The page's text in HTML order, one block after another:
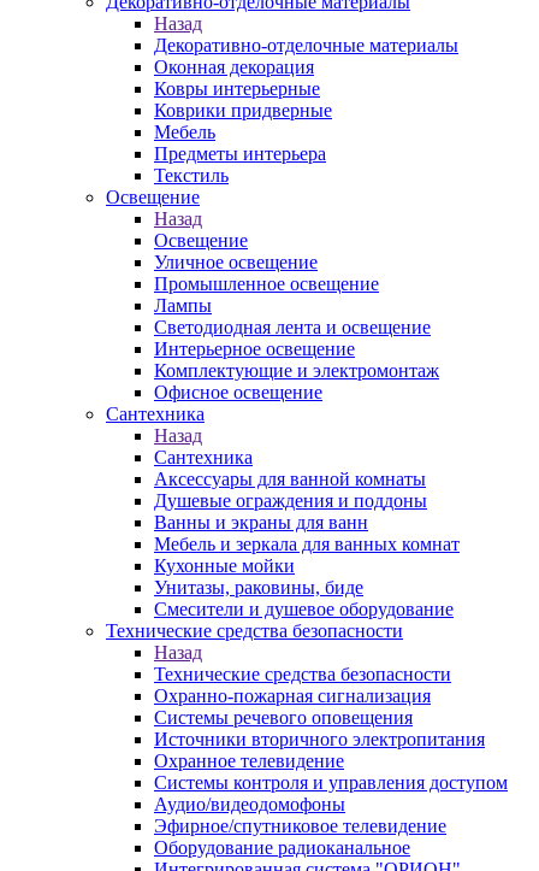
Назад
Декоративно-отделочные материалы
Оконная декорация
Ковры интерьерные
Коврики придверные
Мебель
Предметы интерьера
Текстиль
Освещение
Назад
Освещение
Уличное освещение
Промышленное освещение
Лампы
Светодиодная лента и освещение
Интерьерное освещение
Комплектующие и электромонтаж
Офисное освещение
Сантехника
Назад
Сантехника
Аксессуары для ванной комнаты
Душевые ограждения и поддоны
Ванны и экраны для ванн
Мебель и зеркала для ванных комнат
Кухонные мойки
Унитазы, раковины, биде
Смесители и душевое оборудование
Технические средства безопасности
Назад
Технические средства безопасности
Охранно-пожарная сигнализация
Системы речевого оповещения
Источники вторичного электропитания
Охранное телевидение
Системы контроля и управления доступом
Аудио/видеодомофоны
Эфирное/спутниковое телевидение
Оборудование радиоканальное